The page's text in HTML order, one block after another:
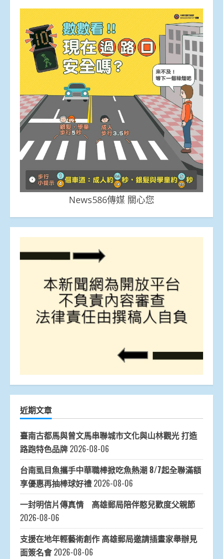
News586傳媒 關心您
近期文章
臺南古都馬與曾文馬串聯城市文化與山林觀光 打造
路跑特色品牌 2026-08-06
台南虱目魚攜手中華職棒掀吃魚熱潮 8/7起全聯滿額
享優惠再抽棒球好禮 2026-08-06
一封明信片傳真情 高雄郵局陪伴憨兒歡度父親節
2026-08-06
支援在地年輕藝術創作 高雄郵局邀請插畫家舉辦見
面簽名會 2026-08-06